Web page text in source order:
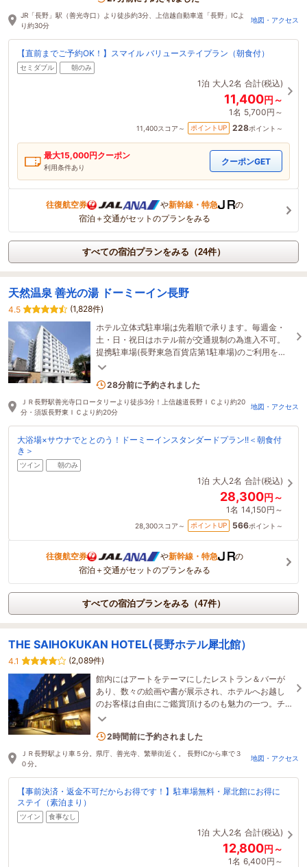
JR「長野」駅（善光寺口）より徒歩約3分、上信越自動車道「長野」ICよ
り約30分
地図・アクセス
【直前までご予約OK！】スマイル バリューステイプラン（朝食付）
セミダブル 朝のみ
1泊 大人2名 合計(税込)
11,400円～
1名 5,700円～
11,400スコア～ ポイントUP 228ポイント～
最大15,000円クーポン
利用条件あり
クーポンGET
往復航空券 や新幹線・特急
の
宿泊＋交通がセットのプランをみる
すべての宿泊プランをみる（24件）
天然温泉 善光の湯 ドーミーイン長野
4.5
(1,828件)
ホテル立体式駐車場は先着順で承ります。毎週金・
土・日・祝日はホテル前が交通規制の為進入不可。
提携駐車場(長野東急百貨店第1駐車場)のご利用をお
願い申し上げます。
4名がこの宿を見ています
28分前に予約されました
ＪＲ長野駅善光寺口ロータリーより徒歩3分！上信越道長野ＩＣより約20
分・須坂長野東ＩＣより約20分
地図・アクセス
大浴場×サウナでととのう！ドーミーインスタンダードプラン!!＜朝食付
き＞
ツイン 朝のみ
1泊 大人2名 合計(税込)
28,300円～
1名 14,150円～
28,300スコア～ ポイントUP 566ポイント～
往復航空券 や新幹線・特急
の
宿泊＋交通がセットのプランをみる
すべての宿泊プランをみる（47件）
THE SAIHOKUKAN HOTEL(長野ホテル犀北館）
4.1
(2,089件)
館内にはアートをテーマにしたレストラン＆バーが
あり、数々の絵画や書が展示され、ホテルへお越し
のお客様は自由にご鑑賞頂けるのも魅力の一つ。チ
ェックアウトは12：00でゆったりお過ごし頂けます
3名がこの宿を見ています
2時間前に予約されました
ＪＲ長野駅より車５分。県庁、善光寺、繁華街近く。 長野ICから車で３
０分。
地図・アクセス
【事前決済・返金不可だからお得です！】駐車場無料・犀北館にお得に
ステイ（素泊まり）
ツイン 食事なし
1泊 大人2名 合計(税込)
12,800円～
1名 6,400円～